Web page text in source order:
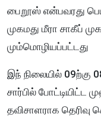
பைறூஸ் என்பவரது
முகமது மீரா சாகீப்
மும்மொழியப்பட்டது
இந் நிலையில் 09ற்கு
சார்பில்
தவிசாளராக தெரிவு